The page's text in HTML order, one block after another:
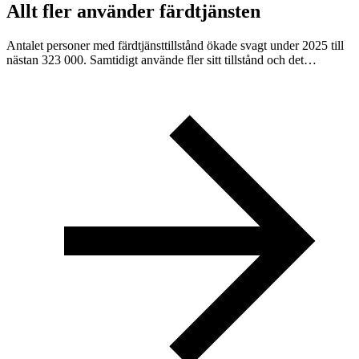
Allt fler använder färdtjänsten
Antalet personer med färdtjänsttillstånd ökade svagt under 2025 till
nästan 323 000. Samtidigt använde fler sitt tillstånd och det…